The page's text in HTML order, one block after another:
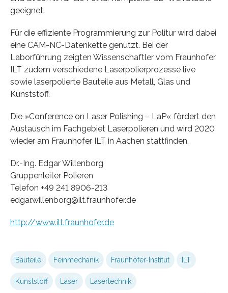
geeignet.
Für die effiziente Programmierung zur Politur wird dabei
eine CAM-NC-Datenkette genutzt. Bei der
Laborführung zeigten Wissenschaftler vom Fraunhofer
ILT zudem verschiedene Laserpolierprozesse live
sowie laserpolierte Bauteile aus Metall, Glas und
Kunststoff.
Die »Conference on Laser Polishing – LaP« fördert den
Austausch im Fachgebiet Laserpolieren und wird 2020
wieder am Fraunhofer ILT in Aachen stattfinden.
Dr.-Ing. Edgar Willenborg
Gruppenleiter Polieren
Telefon +49 241 8906-213
edgar.willenborg@ilt.fraunhofer.de
http://www.ilt.fraunhofer.de
Bauteile Feinmechanik Fraunhofer-Institut ILT
Kunststoff Laser Lasertechnik